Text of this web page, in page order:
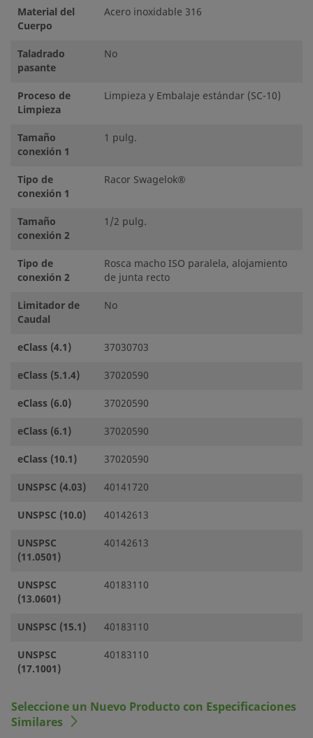
Material del
Cuerpo
Acero inoxidable 316
Taladrado
pasante
No
Proceso de
Limpieza
Limpieza y Embalaje estándar (SC-10)
Tamaño
conexión 1
1 pulg.
Tipo de
conexión 1
Racor Swagelok®
Tamaño
conexión 2
1/2 pulg.
Tipo de
conexión 2
Rosca macho ISO paralela, alojamiento
de junta recto
Limitador de
Caudal
No
eClass (4.1)
37030703
eClass (5.1.4)
37020590
eClass (6.0)
37020590
eClass (6.1)
37020590
eClass (10.1)
37020590
UNSPSC (4.03)
40141720
UNSPSC (10.0)
40142613
UNSPSC
(11.0501)
40142613
UNSPSC
(13.0601)
40183110
UNSPSC (15.1)
40183110
UNSPSC
(17.1001)
40183110
Seleccione un Nuevo Producto con Especificaciones
Similares